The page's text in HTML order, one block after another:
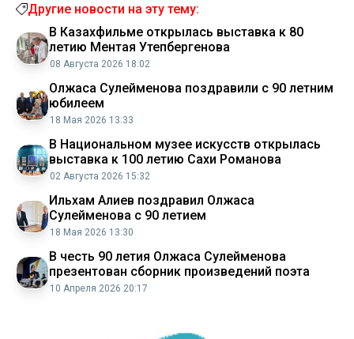
Другие новости на эту тему:
В Казахфильме открылась выставка к 80
летию Ментая Утепбергенова
08 Августа 2026 18:02
Олжаса Сулейменова поздравили с 90 летним
юбилеем
18 Мая 2026 13:33
В Национальном музее искусств открылась
выставка к 100 летию Сахи Романова
02 Августа 2026 15:32
Ильхам Алиев поздравил Олжаса
Сулейменова с 90 летием
18 Мая 2026 13:30
В честь 90 летия Олжаса Сулейменова
презентован сборник произведений поэта
10 Апреля 2026 20:17